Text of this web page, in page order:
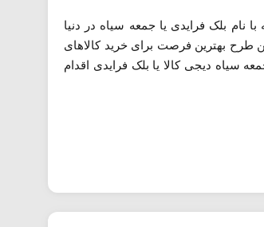
نام بلک فرایدی یا جمعه سیاه در دنیا
طرح بهترین فرصت برای خرید کالاهای
سیاه دیجی کالا یا بلک فرایدی اقدام
و اعمال کد تخفیف نیز در کنار